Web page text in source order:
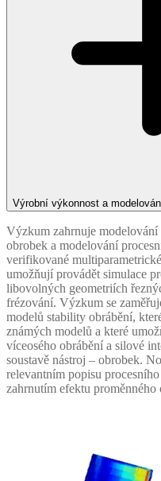
Výrobní výkonnost a
Výzkum zahrnuje
obrobek a modelování
verifikované
umožňují provádět simulace
libovolných geometriích
frézování. Výzkum se
modelů stability obrábění,
známých modelů a které
víceosého obrábění a silové
soustavě nástroj – obrobek.
relevantním popisu
zahrnutím efektu proměnného